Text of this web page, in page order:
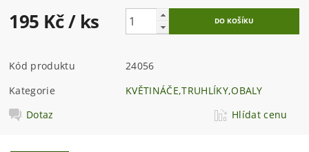
195 Kč/ ks
Kód produktu
24056
Kategorie
KVĚTINÁČE,TRUHLÍKY,OBALY
Dotaz
Hlídat cenu